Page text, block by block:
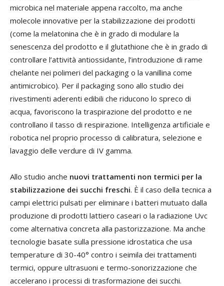
microbica nel materiale appena raccolto, ma anche
molecole innovative per la stabilizzazione dei prodotti
(come la melatonina che è in grado di modulare la
senescenza del prodotto e il glutathione che è in grado di
controllare l’attività antiossidante, l’introduzione di rame
chelante nei polimeri del packaging o la vanillina come
antimicrobico). Per il packaging sono allo studio dei
rivestimenti aderenti edibili che riducono lo spreco di
acqua, favoriscono la traspirazione del prodotto e ne
controllano il tasso di respirazione. Intelligenza artificiale e
robotica nel proprio processo di calibratura, selezione e
lavaggio delle verdure di IV gamma.
Allo studio anche nuovi trattamenti non termici per la
stabilizzazione dei succhi freschi. È il caso della tecnica a
campi elettrici pulsati per eliminare i batteri mutuato dalla
produzione di prodotti lattiero caseari o la radiazione Uvc
come alternativa concreta alla pastorizzazione. Ma anche
tecnologie basate sulla pressione idrostatica che usa
temperature di 30-40° contro i seimila dei trattamenti
termici, oppure ultrasuoni e termo-sonorizzazione che
accelerano i processi di trasformazione dei succhi.